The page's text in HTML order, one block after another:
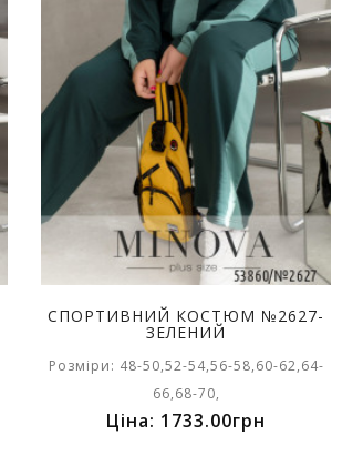
СПОРТИВНИЙ КОСТЮМ №2627-
ЗЕЛЕНИЙ
Розміри: 48-50,52-54,56-58,60-62,64-
66,68-70,
Ціна: 1733.00грн